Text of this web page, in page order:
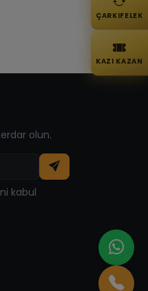
olun.
kabul
ÇARKIFELEK
KAZI KAZAN